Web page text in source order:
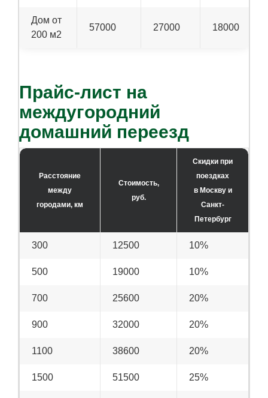
Дом от
200 м2
57000 27000 18000
Прайс-лист на
междугородний
домашний переезд
Расстояние
между
городами, км
Стоимость,
руб.
Скидки при
поездках
в Москву и
Санкт-
Петербург
300 12500 10%
500 19000 10%
700 25600 20%
900 32000 20%
1100 38600 20%
1500 51500 25%